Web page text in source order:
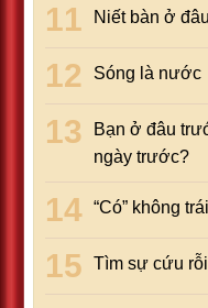
Niết bàn ở
Sóng là nước
Bạn ở đâu
ngày trước?
“Có” không
Tìm sự cứu rỗi